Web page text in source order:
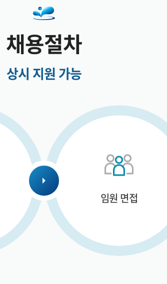
채용절차
상시 지원 가능
임원 면접